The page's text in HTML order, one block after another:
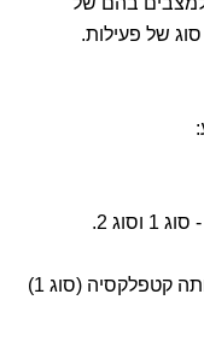
של פעילות.
2.
ההבדל העיקרי בין שני הסוגים הוא נוכחותה קטפלקסיה (סוג 1)